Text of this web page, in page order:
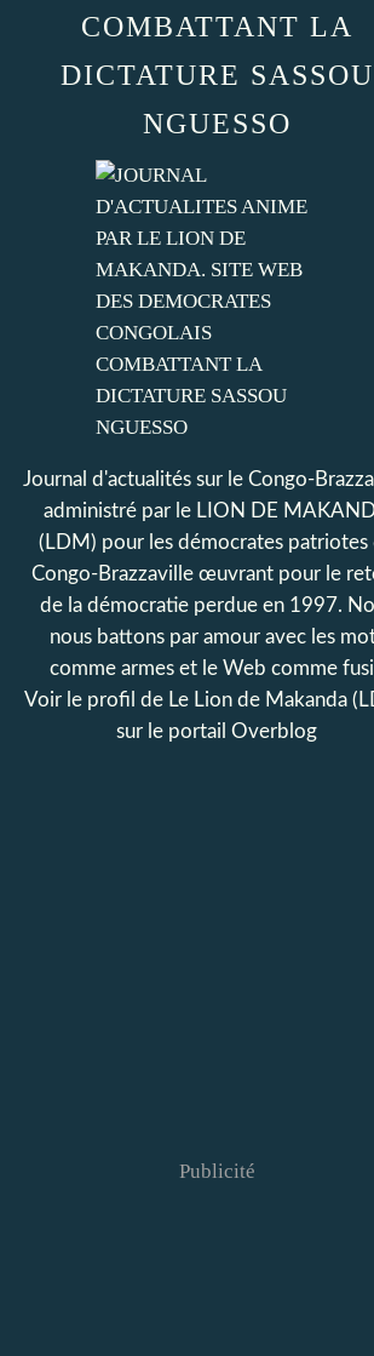
COMBATTANT LA
DICTATURE SASSOU
NGUESSO
Journal d'actualités sur le Congo-
administré par le LION DE
(LDM) pour les démocrates patriotes
Congo-Brazzaville œuvrant pour le
de la démocratie perdue en 1997.
nous battons par amour avec les
comme armes et le Web comme
Voir le profil de Le Lion de Makanda
sur le portail Overblog
Publicité